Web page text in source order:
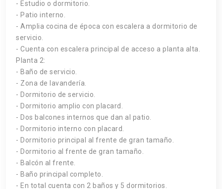
- Estudio o dormitorio.
- Patio interno.
- Amplia cocina de época con escalera a dormitorio de
servicio.
- Cuenta con escalera principal de acceso a planta alta.
Planta 2:
- Baño de servicio.
- Zona de lavandería.
- Dormitorio de servicio.
- Dormitorio amplio con placard.
- Dos balcones internos que dan al patio.
- Dormitorio interno con placard.
- Dormitorio principal al frente de gran tamaño.
- Dormitorio al frente de gran tamaño.
- Balcón al frente.
- Baño principal completo.
- En total cuenta con 2 baños y 5 dormitorios.